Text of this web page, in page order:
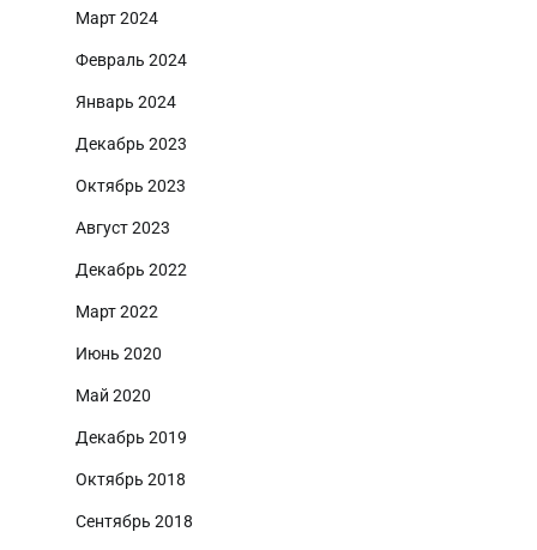
Март 2024
Февраль 2024
Январь 2024
Декабрь 2023
Октябрь 2023
Август 2023
Декабрь 2022
Март 2022
Июнь 2020
Май 2020
Декабрь 2019
Октябрь 2018
Сентябрь 2018